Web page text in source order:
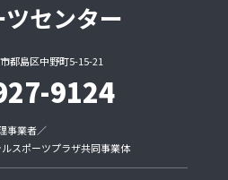
の宿泊施設・運送機関等の提供する
申込み受付・事務手続・お客さまへ
さまへの連絡
びこれに関する申込受付・事務手続
センター
都島区中野町5-15-21
9124
事業者／
スポーツプラザ共同事業体